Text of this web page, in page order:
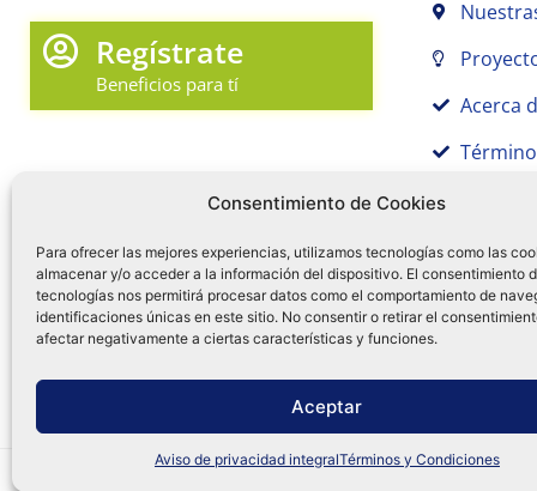
Consentimiento de Cookies
Para ofrecer las mejores experiencias, utilizamos tecnologías como las
almacenar y/o acceder a la información del dispositivo. El consentimiento
tecnologías nos permitirá procesar datos como el comportamiento de
identificaciones únicas en este sitio. No consentir o retirar el
afectar negativamente a ciertas características y funciones.
Aceptar
Aviso de privacidad integralTérminos y Condiciones
Regístrate
Beneficios para tí
Mi Cuenta en Tamex
Mis Favoritos
Acerca
55
Distribuidora Tamex - México